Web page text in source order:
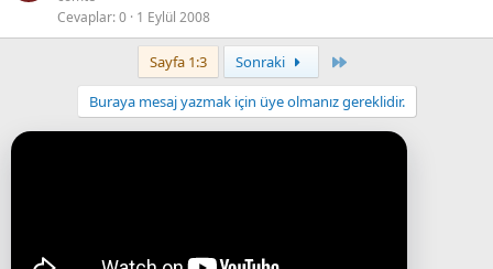
Cevaplar 0 1 Eylül 2008
Sayfa 1:3 Sonraki
Buraya mesaj yazmak için üye olmanız gereklidir.